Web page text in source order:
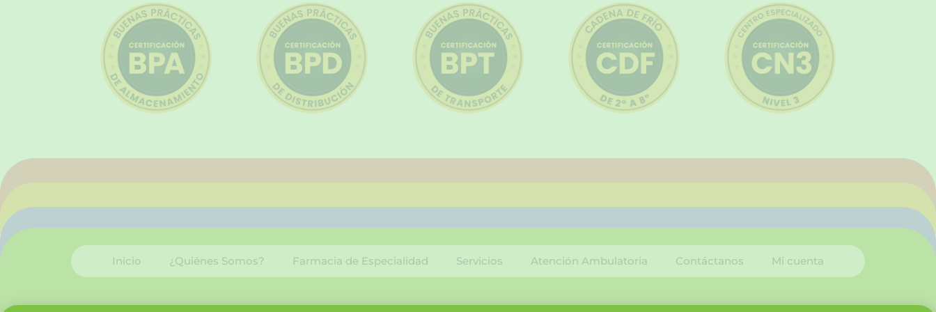
Inicio ¿Quiénes Somos? Farmacia de Especialidad Servicios Atención Ambulatoria Contáctanos Mi cuenta
F I L